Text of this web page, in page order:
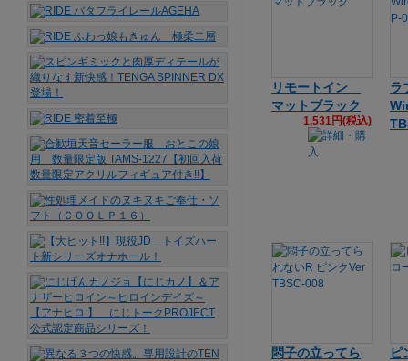
リモートイン
マットブラック
1,531円(税込)
ラ
悶子の立ってら
ピ